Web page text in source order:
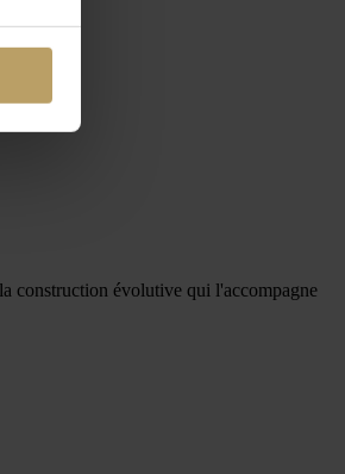
construction évolutive qui l'accompagne